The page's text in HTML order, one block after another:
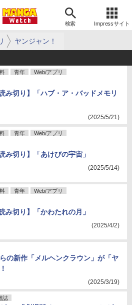
検索 Impressサイト
ヤンジャン！
青年
Web/アプリ
み切り】「ハブ・ア・バッドメモリ
(2025/5/21)
青年
Web/アプリ
み切り】「あけびの宇宙」
(2025/5/14)
青年
Web/アプリ
み切り】「かわたれの月」
(2025/4/2)
の新作「メルヘンクラウン」が「ヤ
(2025/3/19)
誌